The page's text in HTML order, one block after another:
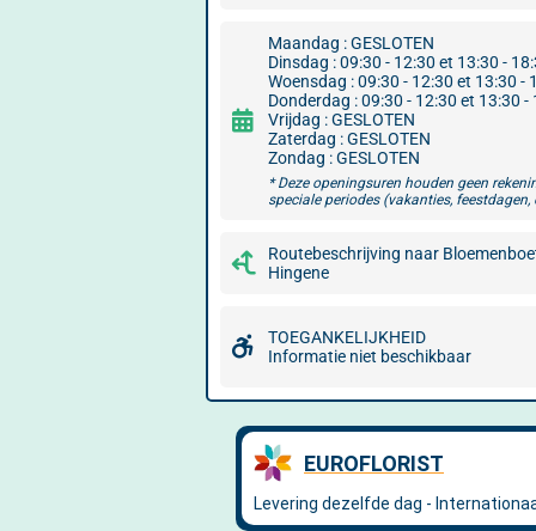
Maandag : GESLOTEN
Dinsdag : 09:30 - 12:30 et 13:30 -
Woensdag : 09:30 - 12:30 et 13:30 -
Donderdag : 09:30 - 12:30 et 13:30 -
Vrijdag : GESLOTEN
Zaterdag : GESLOTEN
Zondag : GESLOTEN
* Deze openingsuren houden geen
speciale periodes (vakanties, feestdagen,
Routebeschrijving naar
Hingene
TOEGANKELIJKHEID
Informatie niet beschikbaar